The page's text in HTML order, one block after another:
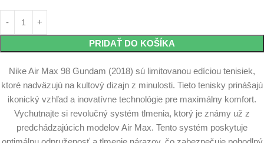
PRIDAŤ DO KOŠÍKA
Nike Air Max 98 Gundam (2018) sú limitovanou edíciou tenisiek,
ktoré nadväzujú na kultový dizajn z minulosti. Tieto tenisky prinášajú
ikonický vzhľad a inovatívne technológie pre maximálny komfort.
Vychutnajte si revolučný systém tlmenia, ktorý je známy už z
predchádzajúcich modelov Air Max. Tento systém poskytuje